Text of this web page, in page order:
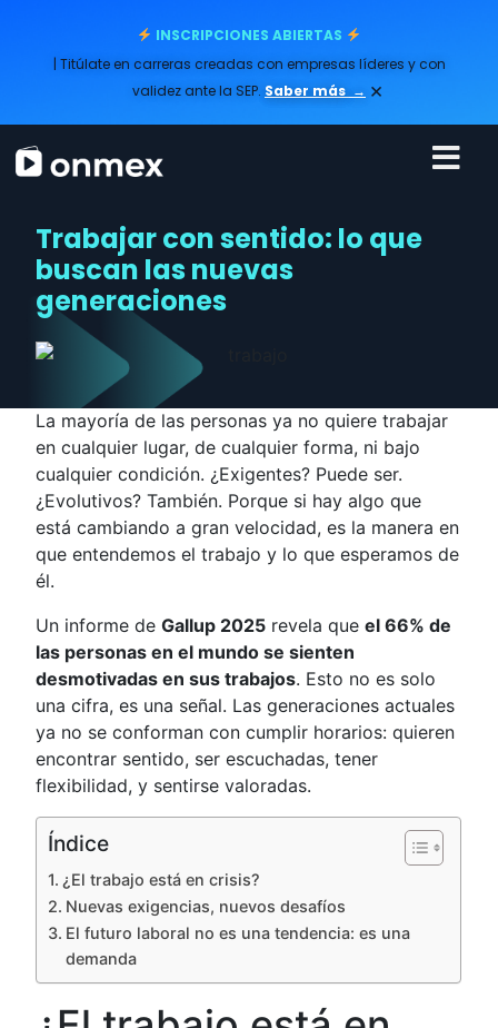
INSCRIPCIONES ABIERTAS
| Titúlate en carreras creadas con empresas líderes y con
validez ante la SEP. Saber más → ×
Trabajar con sentido: lo que
buscan las nuevas
generaciones
La mayoría de las personas ya no quiere trabajar
en cualquier lugar, de cualquier forma, ni bajo
cualquier condición. ¿Exigentes? Puede ser.
¿Evolutivos? También. Porque si hay algo que
está cambiando a gran velocidad, es la manera en
que entendemos el trabajo y lo que esperamos de
él.
Un informe deGallup 2025 revela queel 66% de
las personas en el mundo se sienten
desmotivadas en sus trabajos. Esto no es solo
una cifra, es una señal. Las generaciones actuales
ya no se conforman con cumplir horarios: quieren
encontrar sentido, ser escuchadas, tener
flexibilidad, y sentirse valoradas.
Índice
¿El trabajo está en crisis?
Nuevas exigencias, nuevos desafíos
El futuro laboral no es una tendencia: es una
demanda